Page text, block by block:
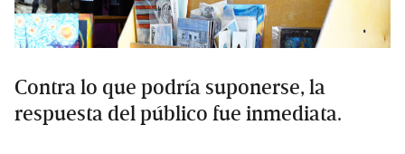
Contra lo que podría suponerse, la
respuesta del público fue inmediata.